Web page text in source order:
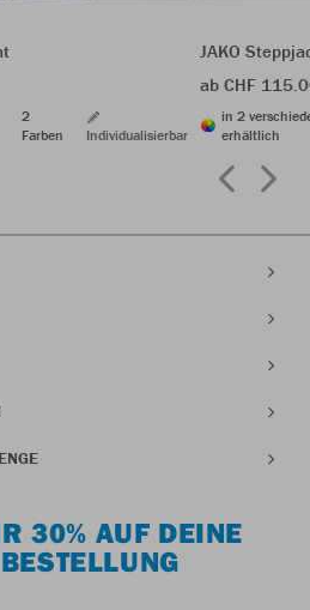
2
Farben
Individualisierbar
JAKO
ab CHF
in 2
erhältlich
30% AUF DEINE